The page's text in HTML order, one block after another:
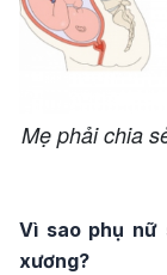
Mẹ phải chia
Vì sao phụ nữ
xương?